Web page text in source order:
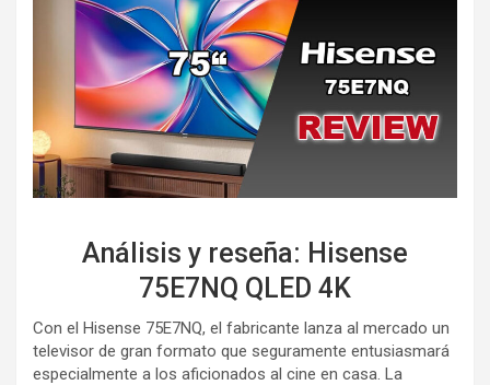
Análisis y reseña: Hisense
75E7NQ QLED 4K
Con el Hisense 75E7NQ, el fabricante lanza al mercado un
televisor de gran formato que seguramente entusiasmará
especialmente a los aficionados al cine en casa. La